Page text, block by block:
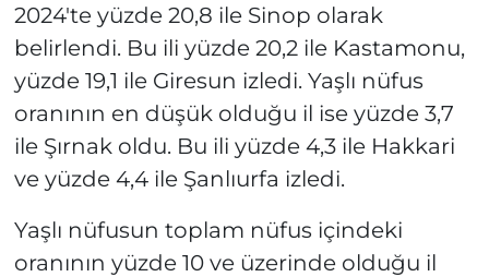
2024'te yüzde 20,8 ile Sinop olarak
belirlendi. Bu ili yüzde 20,2 ile Kastamonu,
yüzde 19,1 ile Giresun izledi. Yaşlı nüfus
oranının en düşük olduğu il ise yüzde 3,7
ile Şırnak oldu. Bu ili yüzde 4,3 ile Hakkari
ve yüzde 4,4 ile Şanlıurfa izledi.
Yaşlı nüfusun toplam nüfus içindeki
oranının yüzde 10 ve üzerinde olduğu il